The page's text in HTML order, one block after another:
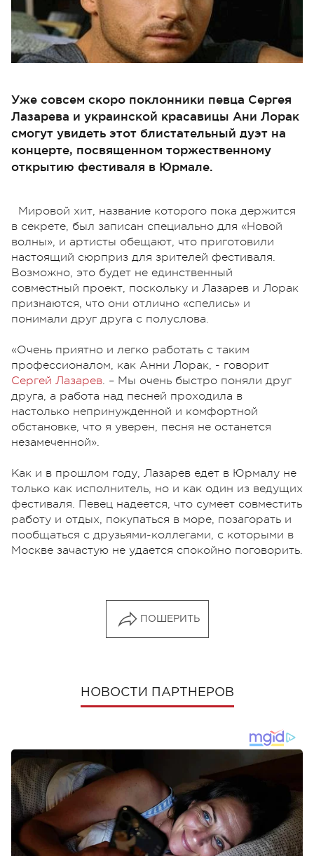
Уже совсем скоро поклонники певца Сергея
Лазарева и украинской красавицы Ани Лорак
смогут увидеть этот блистательный дуэт на
концерте, посвященном торжественному
открытию фестиваля в Юрмале.
Мировой хит, название которого пока держится
в секрете, был записан специально для «Новой
волны», и артисты обещают, что приготовили
настоящий сюрприз для зрителей фестиваля.
Возможно, это будет не единственный
совместный проект, поскольку и Лазарев и Лорак
признаются, что они отлично «спелись» и
понимали друг друга с полуслова.
«Очень приятно и легко работать с таким
профессионалом, как Анни Лорак, - говорит
Сергей Лазарев. – Мы очень быстро поняли друг
друга, а работа над песней проходила в
настолько непринужденной и комфортной
обстановке, что я уверен, песня не останется
незамеченной».
Как и в прошлом году, Лазарев едет в Юрмалу не
только как исполнитель, но и как один из ведущих
фестиваля. Певец надеется, что сумеет совместить
работу и отдых, покупаться в море, позагорать и
пообщаться с друзьями-коллегами, с которыми в
Москве зачастую не удается спокойно поговорить.
ПОШЕРИТЬ
НОВОСТИ ПАРТНЕРОВ